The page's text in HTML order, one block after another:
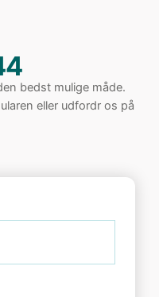
bedst mulige måde.
eller udfordr os på